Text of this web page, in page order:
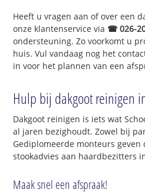
Heeft u vragen aan of over een
onze klantenservice via ☎ 026-
ondersteuning. Zo voorkomt u
huis. Vul vandaag nog het
in voor het plannen van een
Hulp bij dakgoot reinigen
Dakgoot reinigen is iets wat
al jaren bezighoudt. Zowel bij
Gediplomeerde monteurs geven
stookadvies aan haardbezitters
Maak snel een afspraak!